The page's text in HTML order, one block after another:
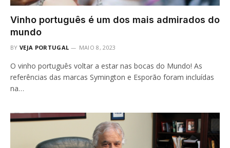
Vinho português é um dos mais admirados do
mundo
BY VEJA PORTUGAL MAIO 8, 2023
O vinho português voltar a estar nas bocas do Mundo! As
referências das marcas Symington e Esporão foram incluídas
na…